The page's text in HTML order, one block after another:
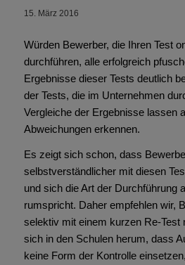
15. März 2016
Würden Bewerber, die Ihren Test
durchführen, alle erfolgreich
Ergebnisse dieser Tests deutlich
der Tests, die im Unternehmen
Vergleiche der Ergebnisse lassen
Abweichungen erkennen.
Es zeigt sich schon, dass
selbstverständlicher mit diesen
und sich die Art der Durchführung
rumspricht. Daher empfehlen wir,
selektiv mit einem kurzen Re-Test
sich in den Schulen herum, dass
keine Form der Kontrolle